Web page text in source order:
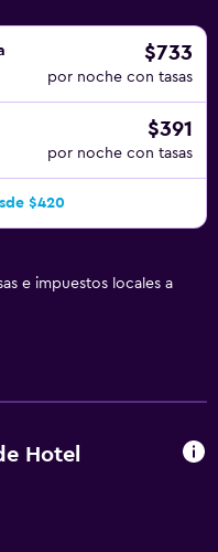
$733
por noche con tasas
$391
por noche con tasas
$420
e impuestos locales a
Hotel